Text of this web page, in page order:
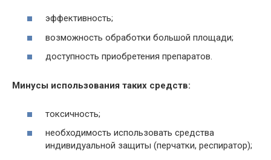
эффективность;
возможность обработки большой площади;
доступность приобретения препаратов.
Минусы использования таких средств:
токсичность;
необходимость использовать средства
индивидуальной защиты (перчатки, респиратор);